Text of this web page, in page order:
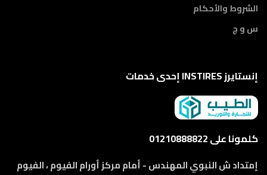
الشروط والأحكام
س و ج
إنستايرز INSTIRES إحدى خدمات
كلمونا على 01210888822
إمتداد ش النبوي المهندس - أمام مركز أورام الفيوم ، الفيوم